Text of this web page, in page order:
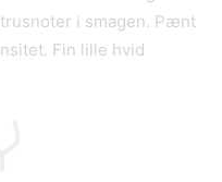
i smagen. Pænt
Fin lille hvid